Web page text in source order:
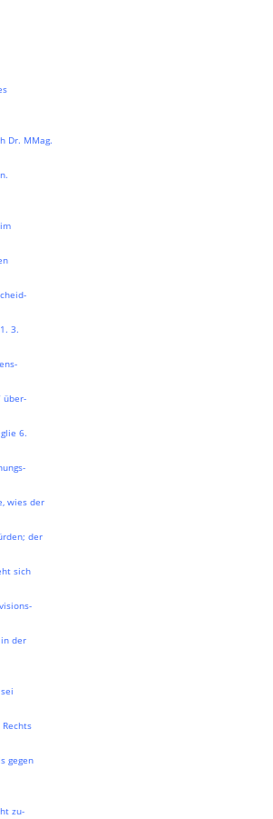
Dr. MMag.
3.
über-
6.
wies der
der
sich
der
gegen
zu-